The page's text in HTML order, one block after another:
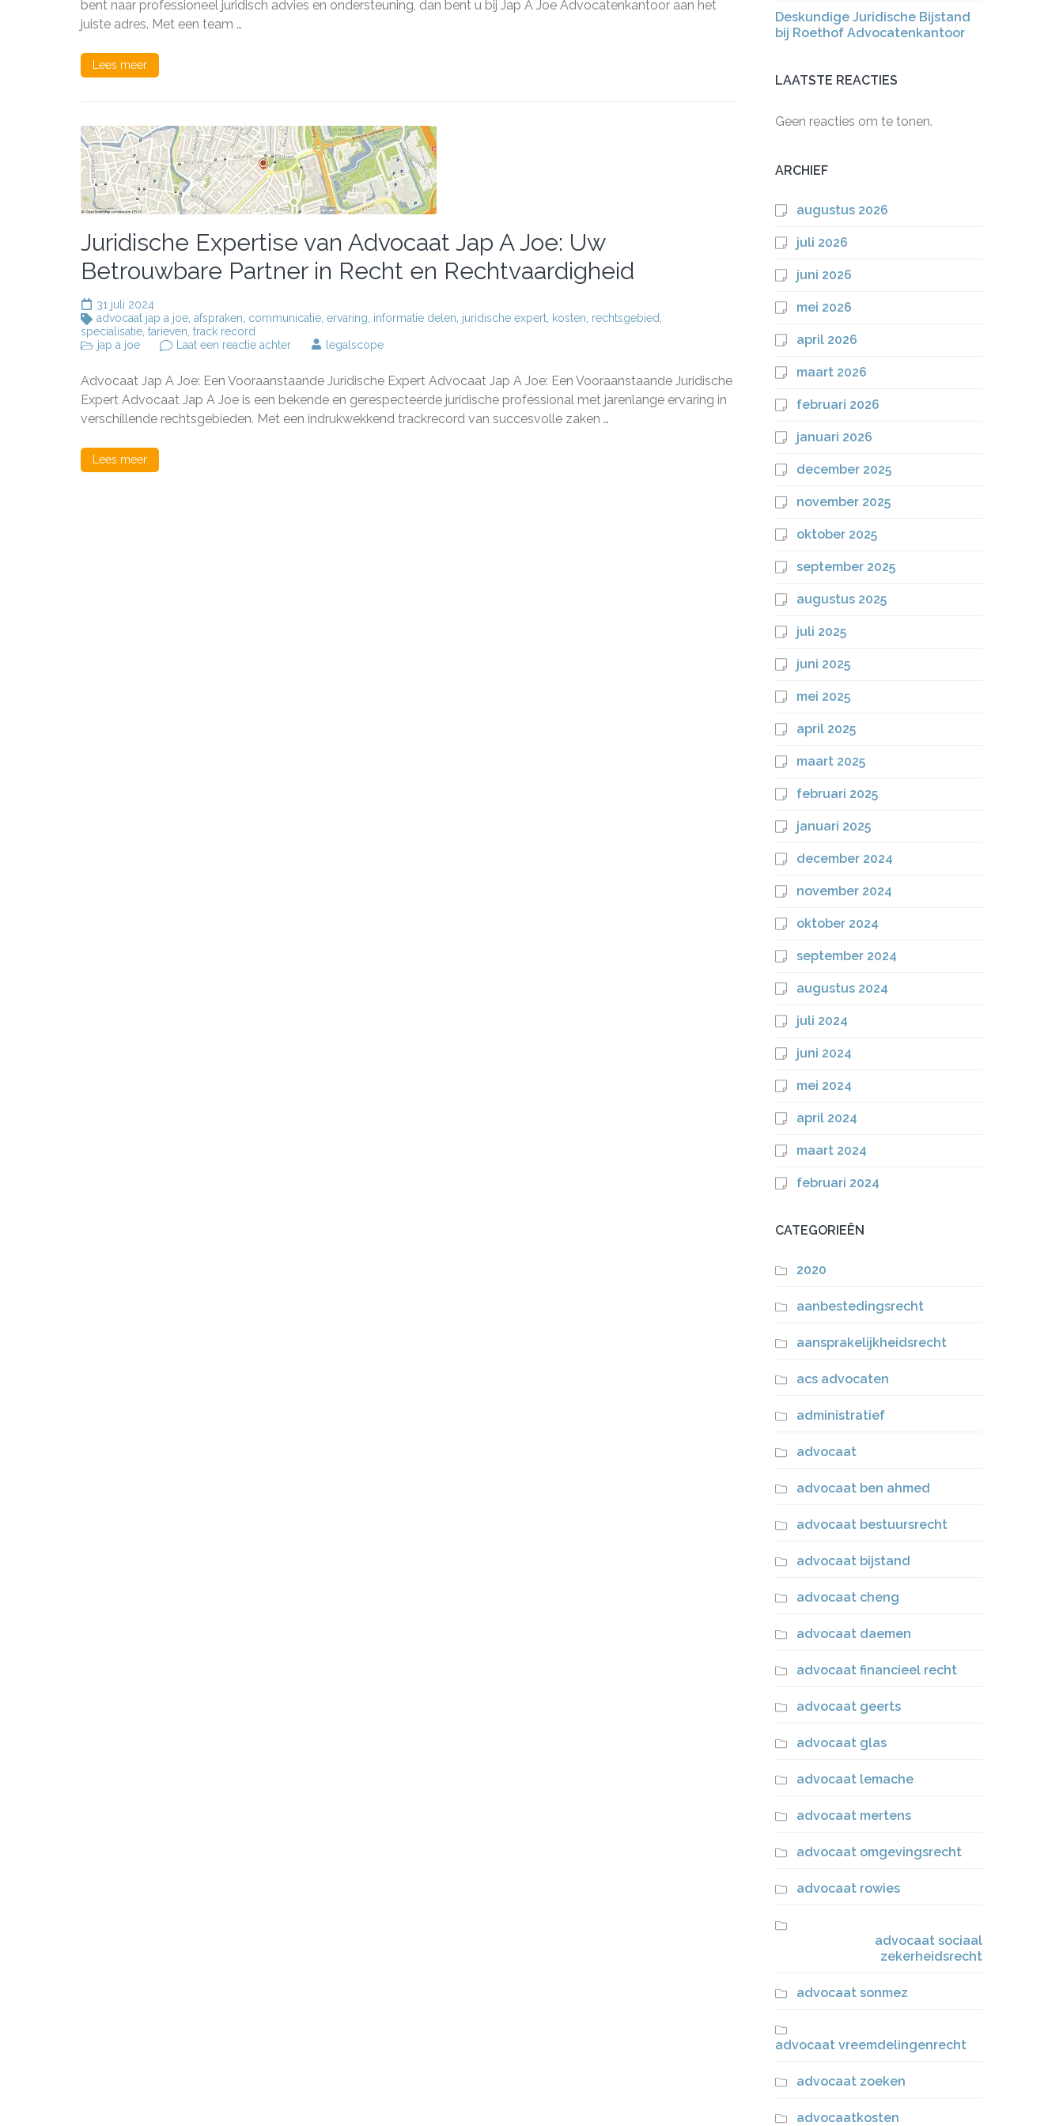
van
bent naar professioneel juridisch advies en ondersteuning, dan bent u bij Jap A Joe Advocatenkantoor aan het
juiste adres. Met een team …
Lees meer
Juridische Expertise van Advocaat Jap A Joe: Uw
Betrouwbare Partner in Recht en Rechtvaardigheid
31 juli 2024
advocaat jap a joe afspraken communicatie ervaring informatie delen juridische expert kosten rechtsgebied
specialisatie tarieven track record
jap a joe
Laat een reactie achterop
van
Advocaat
A
legalscope
Advocaat Jap A Joe: Een Vooraanstaande Juridische Expert Advocaat Jap A Joe: Een Vooraanstaande Juridische
Expert Advocaat Jap A Joe is een bekende en gerespecteerde juridische professional met jarenlange ervaring in
verschillende rechtsgebieden. Met een indrukwekkend trackrecord van succesvolle zaken …
Lees meer
Deskundige Juridische Bijstand
bij Roethof Advocatenkantoor
LAATSTE REACTIES
Geen reacties om te tonen.
ARCHIEF
augustus 2026
juli 2026
juni 2026
mei 2026
april 2026
maart 2026
februari 2026
januari 2026
december 2025
november 2025
oktober 2025
september 2025
augustus 2025
juli 2025
juni 2025
mei 2025
april 2025
maart 2025
februari 2025
januari 2025
december 2024
november 2024
oktober 2024
september 2024
augustus 2024
juli 2024
juni 2024
mei 2024
april 2024
maart 2024
februari 2024
CATEGORIEËN
2020
aanbestedingsrecht
aansprakelijkheidsrecht
acs advocaten
administratief
advocaat
advocaat ben ahmed
advocaat bestuursrecht
advocaat bijstand
advocaat cheng
advocaat daemen
advocaat financieel recht
advocaat geerts
advocaat glas
advocaat lemache
advocaat mertens
advocaat omgevingsrecht
advocaat rowies
advocaat sociaal
zekerheidsrecht
advocaat sonmez
advocaat vreemdelingenrecht
advocaat zoeken
advocaatkosten